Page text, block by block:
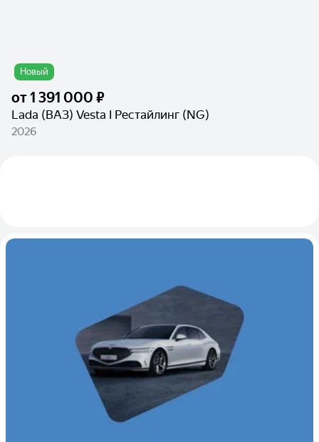
Новый
от1 391 000 ₽
Lada (ВАЗ) Vesta I Рестайлинг (NG)
2026